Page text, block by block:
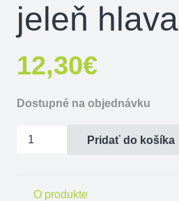
jeleň hlava
12,30€
Dostupné na objednávku
množstvo
Pridať do košíka
O produkte